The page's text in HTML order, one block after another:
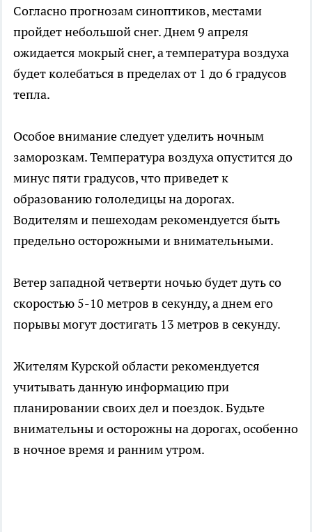
Согласно прогнозам синоптиков, местами
пройдет небольшой снег. Днем 9 апреля
ожидается мокрый снег, а температура воздуха
будет колебаться в пределах от 1 до 6 градусов
тепла.
Особое внимание следует уделить ночным
заморозкам. Температура воздуха опустится до
минус пяти градусов, что приведет к
образованию гололедицы на дорогах.
Водителям и пешеходам рекомендуется быть
предельно осторожными и внимательными.
Ветер западной четверти ночью будет дуть со
скоростью 5-10 метров в секунду, а днем его
порывы могут достигать 13 метров в секунду.
Жителям Курской области рекомендуется
учитывать данную информацию при
планировании своих дел и поездок. Будьте
внимательны и осторожны на дорогах, особенно
в ночное время и ранним утром.